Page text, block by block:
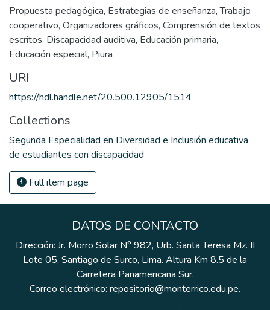
Propuesta pedagógica, Estrategias de enseñanza,Trabajo
cooperativo, Organizadores gráficos, Comprensión de textos
escritos, Discapacidad auditiva, Educación primaria,
Educación especial, Piura
URI
https://hdl.handle.net/20.500.12905/1514
Collections
Segunda Especialidad en Diversidad e Inclusión educativa
de estudiantes con discapacidad
Full item page
DATOS DE CONTACTO
Dirección: Jr. Morro Solar N° 982, Urb. Santa Teresa Mz. II
Lote 05, Santiago de Surco, Lima. Altura Km 8.5 de la
Carretera Panamericana Sur.
Correo electrónico: repositorio@monterrico.edu.pe.